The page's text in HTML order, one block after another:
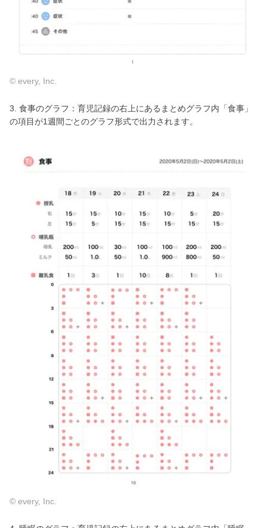
© every, Inc.
3. 食事のグラフ：育児記録の右上にあるまとめグラフ内「食事」
の項目が1週間ごとのグラフ形式で出力されます。
© every, Inc.